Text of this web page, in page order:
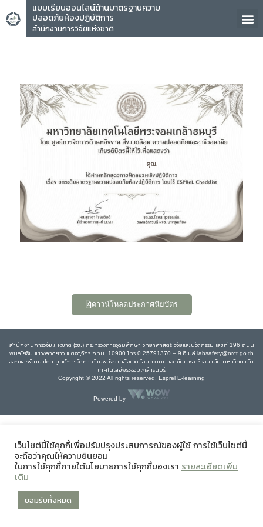
แบบเรียนออนไลน์ด้านมาตรฐานความ
ปลอดภัยห้องปฏิบัติการ
สำนักงานการวิจัยแห่งชาติ
คุณ
ดาวน์โหลดประกาศนียบัตร
สำนักงานการวิจัยแห่งชาติ (วช.) กระทรวงการอุดมศึกษา วิทยาศาสตร์ วิจัยและนวัตกรรม เลขที่ 196 ถนน
พหลโยธิน แขวงลาดยาว เขตจตุจักร กทม. 10900 โทร 0 25791370 – 9 อีเมล์ labsafety@nrct.go.th
ออกและพัฒนาโดย ศูนย์การจัดการด้านพลังงานสิ่งแวดล้อมความปลอดภัยและอาชีวอนามัย มหาวิทยาลัย
เทคโนโลยีพระจอมเกล้าธนบุรี
Copyright © 2022 All rights reserved, Esprel E-learning
Powered by
เว็บไซต์นี้ใช้คุกกี้เพื่อปรับปรุงประสบการณ์ของผู้ใช้ การใช้เว็บไซต์นี้
จะถือว่าคุณให้ความยินยอม
ในการใช้คุกกี้ภายใต้นโยบายการใช้คุกกี้ของเรา รายละเอียดเพิ่ม
เติม
ยอมรับทั้งหมด